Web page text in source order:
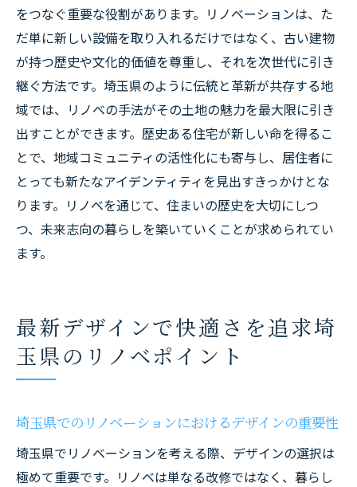
をつなぐ重要な役割があります。リノベーションは、た
だ単に新しい設備を取り入れるだけではなく、古い建物
が持つ歴史や文化的価値を尊重し、それを次世代に引き
継ぐ方法です。埼玉県のように伝統と革新が共存する地
域では、リノベの手法がその土地の魅力を最大限に引き
出すことができます。歴史ある住宅が新しい命を得るこ
とで、地域コミュニティの活性化にも寄与し、居住者に
とっても新たなアイデンティティを見出すきっかけとな
ります。リノベを通じて、住まいの歴史を大切にしつ
つ、未来志向の暮らしを築いていくことが求められてい
ます。
最新デザインで快適さを追求埼
玉県のリノベポイント
埼玉県でのリノベーションにおけるデザインの重要性
埼玉県でリノベーションを考える際、デザインの選択は
極めて重要です。リノベは単なる改修ではなく、暮らし